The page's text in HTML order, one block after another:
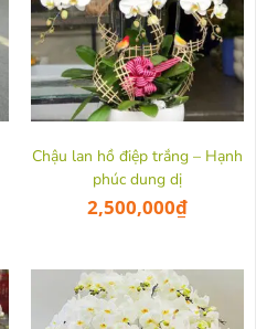
Chậu lan hồ điệp trắng – Hạnh
phúc dung dị
2,500,000₫